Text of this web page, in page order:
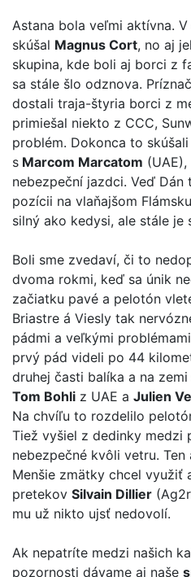
Astana bola veľmi aktívna.
skúšal Magnus Cort, no aj
skupina, kde boli aj borci z
sa stále šlo odznova.
dostali traja-štyria borci z
primiešal niekto z CCC,
problém. Dokonca to skúšali
s Marcom Marcatom
nebezpeční jazdci. Veď
pozícii na vlaňajšom
silný ako kedysi, ale stále je
Boli sme zvedaví, či to
dvoma rokmi, keď sa únik
začiatku pavé a pelotón
Briastre á Viesly tak
pádmi a veľkými
prvý pád videli po 44
druhej časti balíka a na
Tom Bohli z UAE a Julien
Na chvíľu to rozdelilo
Tiež vyšiel z dedinky medzi
nebezpečné kvôli vetru. Ten
Menšie zmätky chcel využiť
pretekov Silvain Dillier
mu už nikto ujsť nedovolí.
Ak nepatríte medzi našich
pozornosti dávame aj naše